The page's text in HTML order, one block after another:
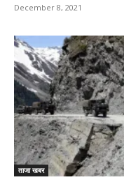
December 8, 2021
ताजा खबर